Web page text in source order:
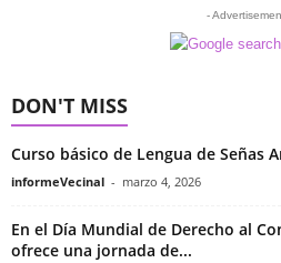
-
DON'T MISS
Curso básico de Lengua de Señas
informeVecinal - marzo 4, 2026
En el Día Mundial de Derecho al
ofrece una jornada de...